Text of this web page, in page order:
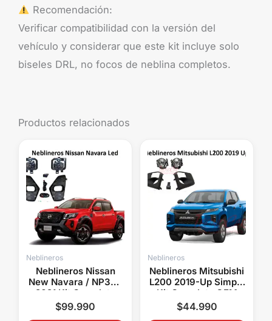
Recomendación:
Verificar compatibilidad con la versión del
vehículo y considerar que este kit incluye solo
biseles DRL, no focos de neblina completos.
Productos relacionados
Neblineros
Neblineros Nissan
New Navara / NP300
2021 Kit Completo
OEM Con Switch y
Relay
$99.990
Neblineros
Neblineros Mitsubishi
L200 2019-Up Simple
Kit Completo OEM
Con Switch y Relay
$44.990